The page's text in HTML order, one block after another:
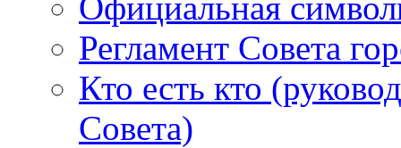
Регламент Совета
Кто есть кто
Совета)